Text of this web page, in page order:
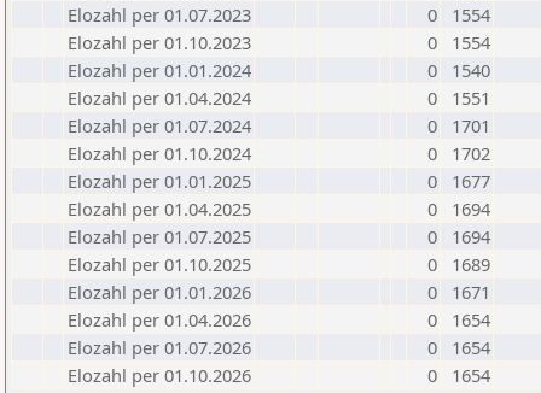
Elozahl per 01.07.2023
0
1554
Elozahl per 01.10.2023
0
1554
Elozahl per 01.01.2024
0
1540
Elozahl per 01.04.2024
0
1551
Elozahl per 01.07.2024
0
1701
Elozahl per 01.10.2024
0
1702
Elozahl per 01.01.2025
0
1677
Elozahl per 01.04.2025
0
1694
Elozahl per 01.07.2025
0
1694
Elozahl per 01.10.2025
0
1689
Elozahl per 01.01.2026
0
1671
Elozahl per 01.04.2026
0
1654
Elozahl per 01.07.2026
0
1654
Elozahl per 01.10.2026
0 1654